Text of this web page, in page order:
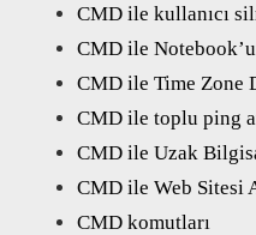
CMD ile kullanıcı
CMD ile
CMD ile Time Zone
CMD ile toplu ping
CMD ile Uzak
CMD ile Web Sitesi
CMD komutları